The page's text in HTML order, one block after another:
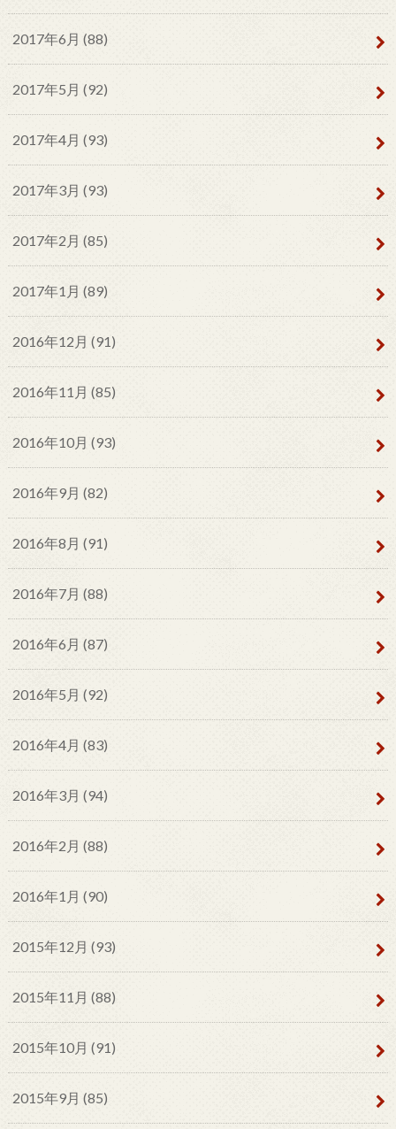
2017年6月 (88)
2017年5月 (92)
2017年4月 (93)
2017年3月 (93)
2017年2月 (85)
2017年1月 (89)
2016年12月 (91)
2016年11月 (85)
2016年10月 (93)
2016年9月 (82)
2016年8月 (91)
2016年7月 (88)
2016年6月 (87)
2016年5月 (92)
2016年4月 (83)
2016年3月 (94)
2016年2月 (88)
2016年1月 (90)
2015年12月 (93)
2015年11月 (88)
2015年10月 (91)
2015年9月 (85)